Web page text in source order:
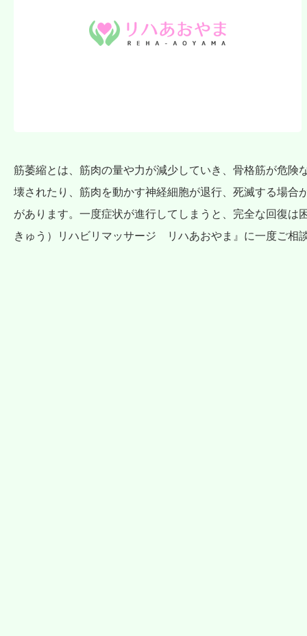
筋萎縮とは、筋肉の量や力が減少していき、骨格筋が危
壊されたり、筋肉を動かす神経細胞が退行、死滅する場
があります。一度症状が進行してしまうと、完全な回復
きゅう）リハビリマッサージ リハあおやま』に一度ご相